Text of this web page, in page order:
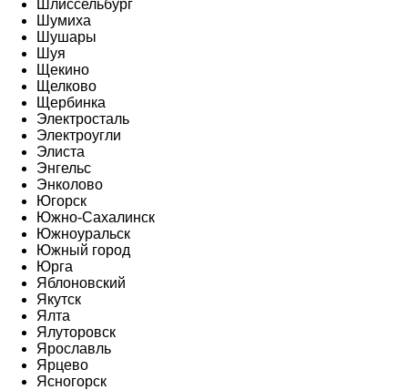
Шлиссельбург
Шумиха
Шушары
Шуя
Щекино
Щелково
Щербинка
Электросталь
Электроугли
Элиста
Энгельс
Энколово
Югорск
Южно-Сахалинск
Южноуральск
Южный город
Юрга
Яблоновский
Якутск
Ялта
Ялуторовск
Ярославль
Ярцево
Ясногорск